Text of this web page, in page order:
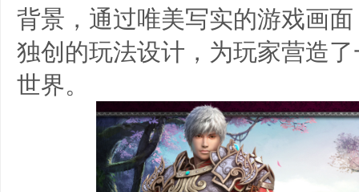
背景，通过唯美写实的游戏画
独创的玩法设计，为玩家营造
世界。